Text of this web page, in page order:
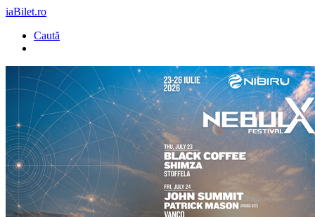
iaBilet.ro
Caută